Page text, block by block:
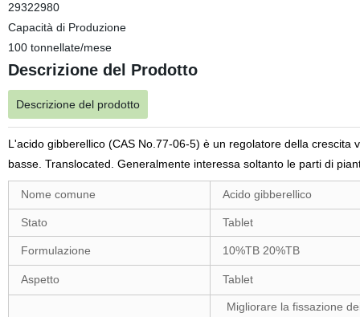
29322980
Capacità di Produzione
100 tonnellate/mese
Descrizione del Prodotto
Descrizione del prodotto
L'acido gibberellico (CAS No.77-06-5) è un regolatore della
basse. Translocated. Generalmente interessa soltanto le parti di
Nome comune Acido gibberellico
Stato Tablet
Formulazione 10%TB 20%TB
Aspetto Tablet
Migliorare la fissazione